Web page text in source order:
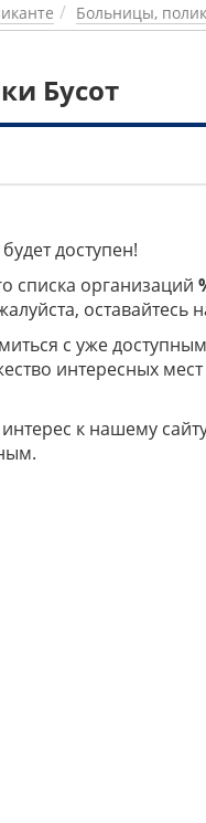
Больницы,
Бусот
будет доступен!
списка организаций
оставайтесь
с уже
интересных
к нашему